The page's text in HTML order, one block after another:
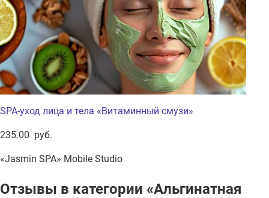
SPA-уход лица и тела «Витаминный смузи»
235.00 руб.
«Jasmin SPA» Mobile Studio
Отзывы в категории «Альгинатная